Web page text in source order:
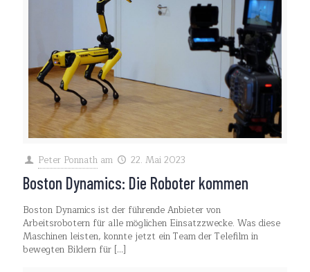
Peter Ponnath am 22. Mai 2023
Boston Dynamics: Die Roboter kommen
Boston Dynamics ist der führende Anbieter von
Arbeitsrobotern für alle möglichen Einsatzzwecke. Was diese
Maschinen leisten, konnte jetzt ein Team der Telefilm in
bewegten Bildern für […]